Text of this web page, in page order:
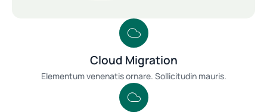
Cloud Migration
Elementum venenatis ornare. Sollicitudin mauris.